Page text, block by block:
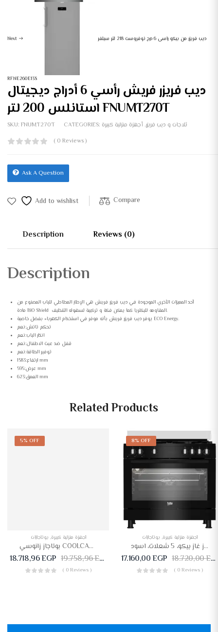
Next ديب فريزر من بيكو راسى 6 درج نوفروست 218 لتر سيلفر
RFNE260E13S
ديب فريزر فريش رأسي 6 أدراج ديجيتال
استانلس 200 لتر FNUMT270T
SKU: FNUMT270T CATEGORIES: ثلاجات و ديب فريزر, أجهزة منزلية كبيرة
( 0 Reviews )
Ask A Question
Add to wishlist Compare
Description Reviews (0)
Description
أحد المميزات الأخري الموجودة في ديب فريزر فريش هي الإطار المطاطي للباب المصنوع من
مادة BIO Shield المقاومه للبكتريا كما يمكن فكة و تركيبة لسهوله التنظيف.
يوفر ديب فريزر فريش بأنه موفر في استخدام الكهرباء بفضل خاصية ECO Energy.
تحكم تاتش:نعم
انذار الباب:نعم
قفل ضد عبث الاطفال:نعم
توفير الطاقة:نعم
ارتفاع:1583 mm
عرض:595 mm
العمق:623 mm
Related Products
5% OFF
أجهزة منزلية كبيرة, بوتاجازات
بوتاجاز زانوسي COOLCAST غاز 5 شعلة – ZCG91236XA
18.718,96EGP 19.758,96EGP
( 0 Reviews )
8% OFF
أجهزة منزلية كبيرة, بوتاجازات
بوتجاز غاز بيكو، 5 شعلات، اسود – GGR 15115 DX NB
17.160,00EGP 18.720,00EGP
( 0 Reviews )